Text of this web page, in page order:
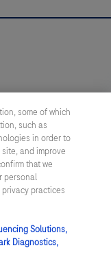
Scandinavia AB)
some of which
such as
in order to
and improve
that we
personal
practices
Solutions,
Diagnostics,